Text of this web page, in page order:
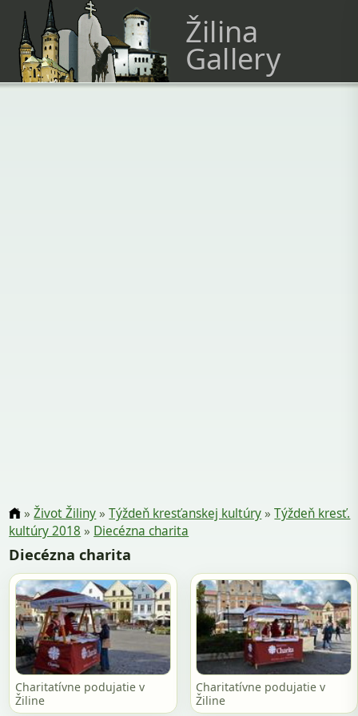
Žilina
Gallery
»Život Žiliny»Týždeň kresťanskej kultúry»Týždeň kresť.
kultúry 2018 » Diecézna charita
Diecézna charita
Charitatívne podujatie v
Žiline
Charitatívne podujatie v
Žiline